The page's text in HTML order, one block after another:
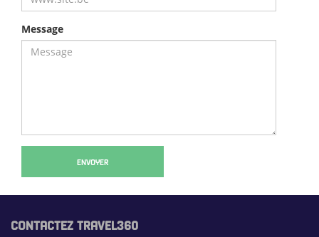
Message
ENVOYER
CONTACTEZ TRAVEL360